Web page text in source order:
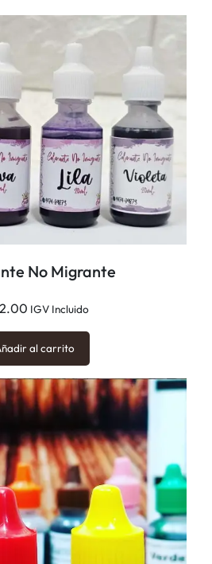
No Migrante
IGV Incluido
al carrito